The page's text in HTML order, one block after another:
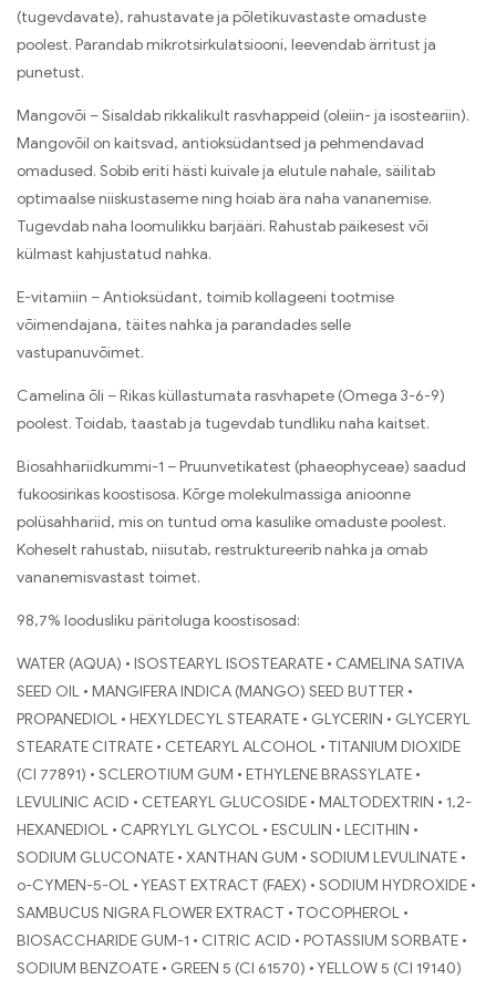
(tugevdavate), rahustavate ja põletikuvastaste omaduste
poolest. Parandab mikrotsirkulatsiooni, leevendab ärritust ja
punetust.
Mangovõi – Sisaldab rikkalikult rasvhappeid (oleiin- ja isosteariin).
Mangovõil on kaitsvad, antioksüdantsed ja pehmendavad
omadused. Sobib eriti hästi kuivale ja elutule nahale, säilitab
optimaalse niiskustaseme ning hoiab ära naha vananemise.
Tugevdab naha loomulikku barjääri. Rahustab päikesest või
külmast kahjustatud nahka.
E-vitamiin – Antioksüdant, toimib kollageeni tootmise
võimendajana, täites nahka ja parandades selle
vastupanuvõimet.
Camelina õli – Rikas küllastumata rasvhapete (Omega 3-6-9)
poolest. Toidab, taastab ja tugevdab tundliku naha kaitset.
Biosahhariidkummi-1 – Pruunvetikatest (phaeophyceae) saadud
fukoosirikas koostisosa. Kõrge molekulmassiga anioonne
polüsahhariid, mis on tuntud oma kasulike omaduste poolest.
Koheselt rahustab, niisutab, restruktureerib nahka ja omab
vananemisvastast toimet.
98,7% loodusliku päritoluga koostisosad:
WATER (AQUA) • ISOSTEARYL ISOSTEARATE • CAMELINA SATIVA
SEED OIL • MANGIFERA INDICA (MANGO) SEED BUTTER •
PROPANEDIOL • HEXYLDECYL STEARATE • GLYCERIN • GLYCERYL
STEARATE CITRATE • CETEARYL ALCOHOL • TITANIUM DIOXIDE
(CI 77891) • SCLEROTIUM GUM • ETHYLENE BRASSYLATE •
LEVULINIC ACID • CETEARYL GLUCOSIDE • MALTODEXTRIN • 1,2-
HEXANEDIOL • CAPRYLYL GLYCOL • ESCULIN • LECITHIN •
SODIUM GLUCONATE • XANTHAN GUM • SODIUM LEVULINATE •
o-CYMEN-5-OL • YEAST EXTRACT (FAEX) • SODIUM HYDROXIDE •
SAMBUCUS NIGRA FLOWER EXTRACT • TOCOPHEROL •
BIOSACCHARIDE GUM-1 • CITRIC ACID • POTASSIUM SORBATE •
SODIUM BENZOATE • GREEN 5 (CI 61570) • YELLOW 5 (CI 19140)